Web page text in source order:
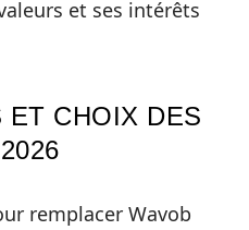
et ses intérêts
ET CHOIX DES
remplacer Wavob